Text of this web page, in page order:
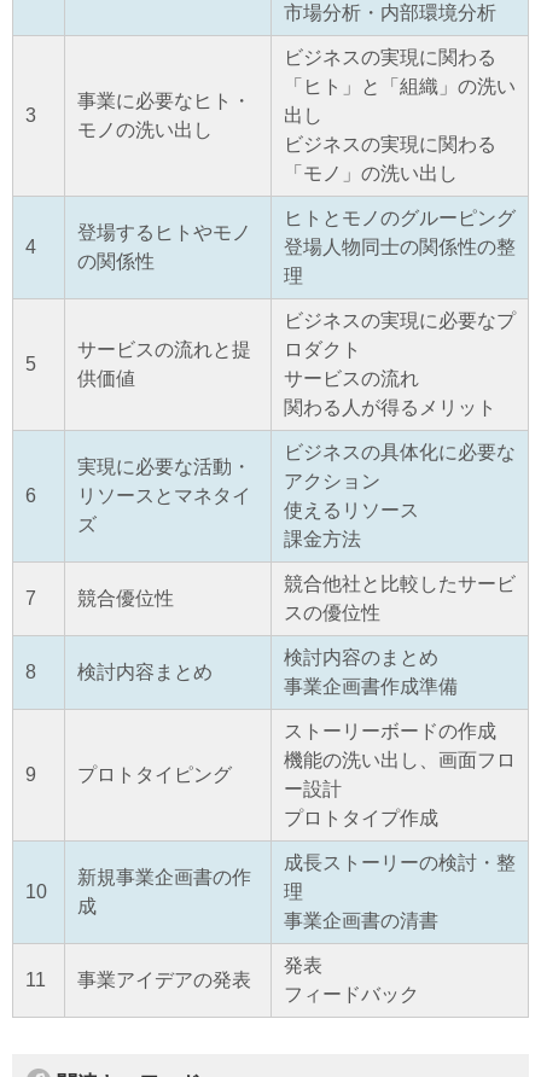
市場分析・内部環境分析
3
事業に必要なヒト・
モノの洗い出し
ビジネスの実現に関わる
「ヒト」と「組織」の洗い
出し
ビジネスの実現に関わる
「モノ」の洗い出し
4
登場するヒトやモノ
の関係性
ヒトとモノのグルーピング
登場人物同士の関係性の整
理
5
サービスの流れと提
供価値
ビジネスの実現に必要なプ
ロダクト
サービスの流れ
関わる人が得るメリット
6
実現に必要な活動・
リソースとマネタイ
ズ
ビジネスの具体化に必要な
アクション
使えるリソース
課金方法
7 競合優位性
競合他社と比較したサービ
スの優位性
8 検討内容まとめ
検討内容のまとめ
事業企画書作成準備
9 プロトタイピング
ストーリーボードの作成
機能の洗い出し、画面フロ
ー設計
プロトタイプ作成
10
新規事業企画書の作
成
成長ストーリーの検討・整
理
事業企画書の清書
11 事業アイデアの発表
発表
フィードバック